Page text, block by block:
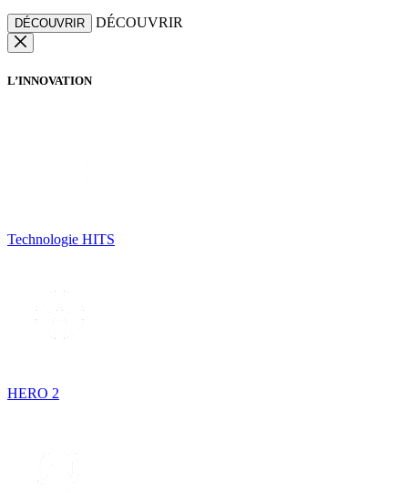
DÉCOUVRIR DÉCOUVRIR
L’INNOVATION
Technologie HITS
HERO 2